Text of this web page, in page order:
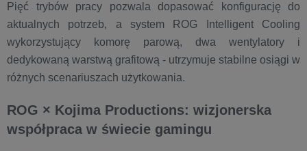
Pięć trybów pracy pozwala dopasować konfigurację do
aktualnych potrzeb, a system ROG Intelligent Cooling
wykorzystujący komorę parową, dwa wentylatory i
dedykowaną warstwą grafitową - utrzymuje stabilne osiągi w
różnych scenariuszach użytkowania.
ROG × Kojima Productions: wizjonerska
współpraca w świecie gamingu